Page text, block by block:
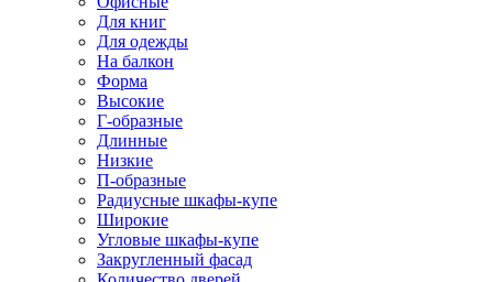
Для книг
Для одежды
На балкон
Форма
Высокие
Г-образные
Длинные
Низкие
П-образные
Радиусные шкафы-купе
Широкие
Угловые шкафы-купе
Закругленный фасад